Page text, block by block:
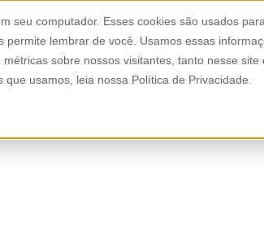
seu computador. Esses cookies são usados
permite lembrar de você. Usamos essas
sobre nossos visitantes, tanto nesse
usamos, leia nossa Política de Privacidade.
Armouring